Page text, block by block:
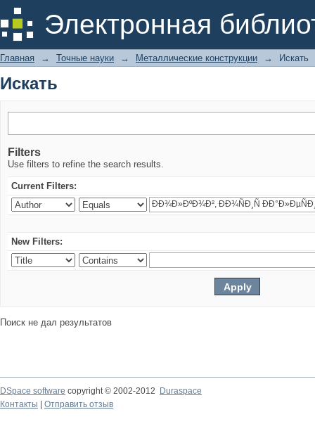
Электронная
Искать
Главная → Точные науки → Металлические конструкции → Искать
Искать
Filters
Use filters to refine the search results.
Current Filters:
New Filters:
Поиск не дал результатов
DSpace software copyright © 2002-2012
Duraspace
Контакты
Отправить отзыв